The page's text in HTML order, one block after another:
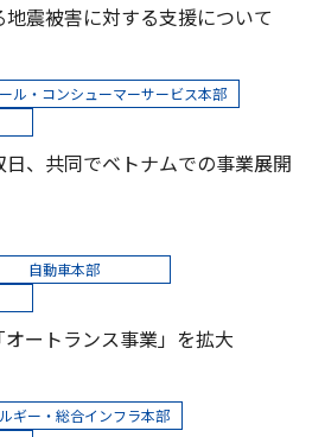
震被害に対する支援について
ル・コンシューマーサービス本部
、共同でベトナムでの事業展開
自動車本部
ートランス事業」を拡大
ギー・総合インフラ本部